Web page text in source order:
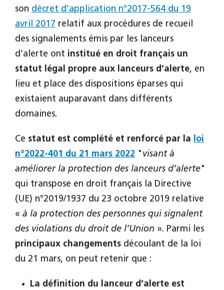
son décret d’application n°2017-564 du 19
avril 2017 relatif aux procédures de recueil
des signalements émis par les lanceurs
d’alerte ont institué en droit français un
statut légal propre aux lanceurs d’alerte, en
lieu et place des dispositions éparses qui
existaient auparavant dans différents
domaines.
Ce statut est complété et renforcé par la loi
n°2022-401 du 21 mars 2022 " visant à
améliorer la protection des lanceurs d’alerte"
qui transpose en droit français la Directive
(UE) n°2019/1937 du 23 octobre 2019 relative
« à la protection des personnes qui signalent
des violations du droit de l’Union ». Parmi les
principaux changements découlant de la loi
du 21 mars, on peut retenir que :
La définition du lanceur d’alerte est